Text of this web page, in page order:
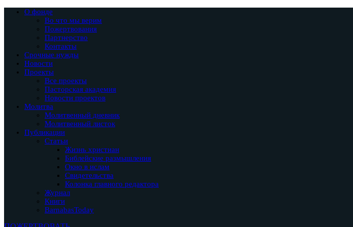
О фонде
Во что мы верим
Пожертвования
Партнерство
Контакты
Срочные нужды
Новости
Проекты
Все проекты
Пасторская академия
Новости проектов
Молитва
Молитвенный дневник
Молитвенный листок
Публикации
Статьи
Жизнь христиан
Библейские размышления
Окно в ислам
Свидетельства
Колонка главного редактора
Журнал
Книги
BarnabasToday